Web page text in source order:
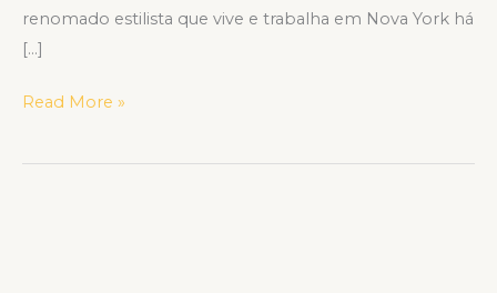
renomado estilista que vive e trabalha em Nova York há
[…]
Read More »